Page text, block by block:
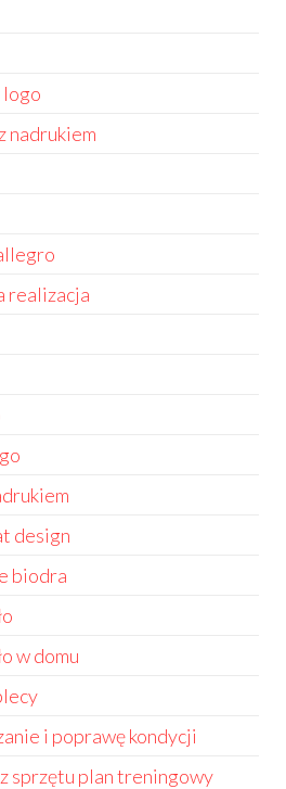
logo
nadrukiem
realizacja
design
biodra
w domu
i poprawę kondycji
sprzętu plan treningowy